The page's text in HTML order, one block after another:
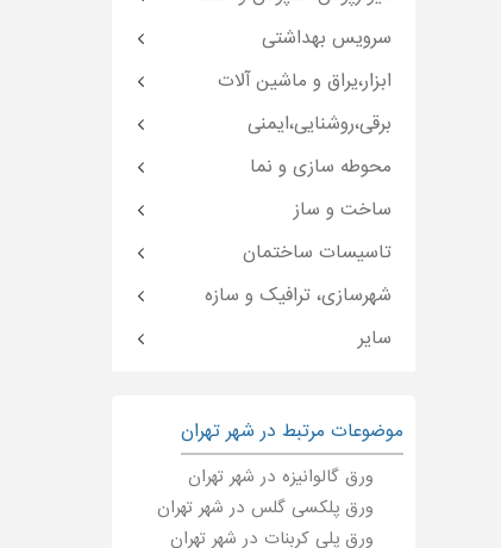
سرویس بهداشتی
ابزار،یراق و ماشین آلات
برقی،روشنایی،ایمنی
محوطه سازی و نما
ساخت و ساز
تاسیسات ساختمان
شهرسازی، ترافیک و سازه
سایر
موضوعات مرتبط در شهر تهران
ورق گالوانیزه در شهر تهران
ورق پلکسی گلس در شهر تهران
ورق پلی کربنات در شهر تهران